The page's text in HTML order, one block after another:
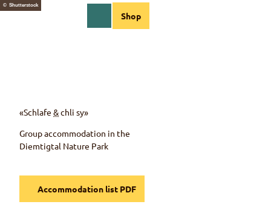
T
Shop
© Shutterstock
«Schlafe &chli sy»
Group accommodation in the
Diemtigtal Nature Park
Accommodation list PDF